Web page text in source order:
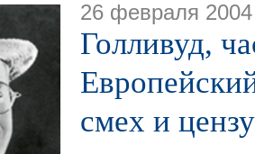
26 февраля 2004
Голливуд,
смех и